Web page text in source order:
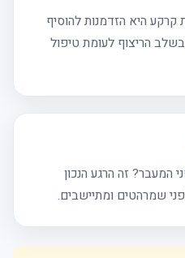
היא הזדמנות להוסיף
הריצוף לעומת טיפול
המעבר? זה הרגע הנכון
שמרהטים ומתיישבים.